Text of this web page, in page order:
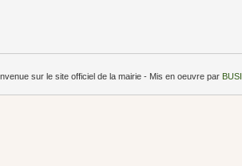
sur le site officiel de la mairie - Mis en oeuvre par